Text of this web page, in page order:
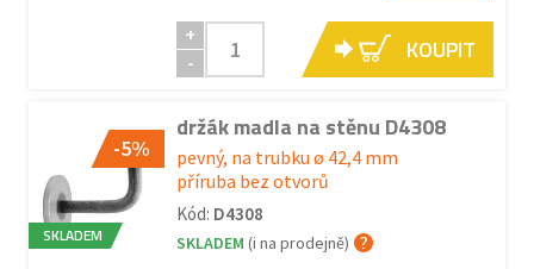
+
-
KOUPIT
-5%
SKLADEM
držák madla na stěnu D4308
pevný, na trubku ø 42,4 mm
příruba bez otvorů
Kód: D4308
SKLADEM (i na prodejně)